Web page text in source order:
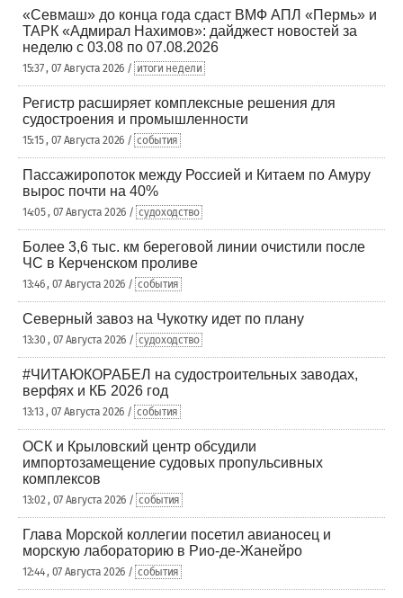
«Севмаш» до конца года сдаст ВМФ АПЛ «Пермь» и
ТАРК «Адмирал Нахимов»: дайджест новостей за
неделю с 03.08 по 07.08.2026
15:37 , 07 Августа 2026 / итоги недели
Регистр расширяет комплексные решения для
судостроения и промышленности
15:15 , 07 Августа 2026 / события
Пассажиропоток между Россией и Китаем по Амуру
вырос почти на 40%
14:05 , 07 Августа 2026 / судоходство
Более 3,6 тыс. км береговой линии очистили после
ЧС в Керченском проливе
13:46 , 07 Августа 2026 / события
Северный завоз на Чукотку идет по плану
13:30 , 07 Августа 2026 / судоходство
#ЧИТАЮКОРАБЕЛ на судостроительных заводах,
верфях и КБ 2026 год
13:13 , 07 Августа 2026 / события
ОСК и Крыловский центр обсудили
импортозамещение судовых пропульсивных
комплексов
13:02 , 07 Августа 2026 / события
Глава Морской коллегии посетил авианосец и
морскую лабораторию в Рио-де-Жанейро
12:44 , 07 Августа 2026 / события